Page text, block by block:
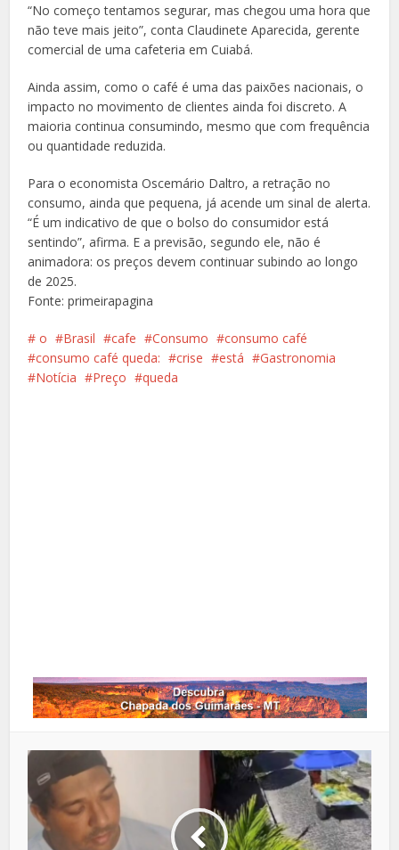
“No começo tentamos segurar, mas chegou uma hora que
não teve mais jeito”, conta Claudinete Aparecida, gerente
comercial de uma cafeteria em Cuiabá.
Ainda assim, como o café é uma das paixões nacionais, o
impacto no movimento de clientes ainda foi discreto. A
maioria continua consumindo, mesmo que com frequência
ou quantidade reduzida.
Para o economista Oscemário Daltro, a retração no
consumo, ainda que pequena, já acende um sinal de alerta.
“É um indicativo de que o bolso do consumidor está
sentindo”, afirma. E a previsão, segundo ele, não é
animadora: os preços devem continuar subindo ao longo
de 2025.
Fonte: primeirapagina
️ o Brasil cafe Consumo
consumo café
consumo café queda:
crise está
Gastronomia
Notícia
Preço queda